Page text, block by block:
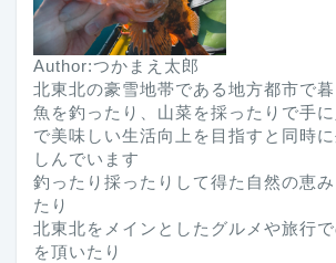
Author:つかまえ太郎
北東北の豪雪地帯である地方都市で
魚を釣ったり、山菜を採ったりで手
で美味しい生活向上を目指すと同時
しんでいます
釣ったり採ったりして得た自然の恵
たり
北東北をメインとしたグルメや旅行
を頂いたり